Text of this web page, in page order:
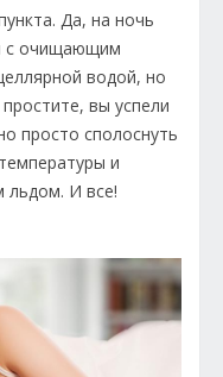
Да, на ночь
с очищающим
водой, но
вы успели
просто сполоснуть
и
льдом. И все!